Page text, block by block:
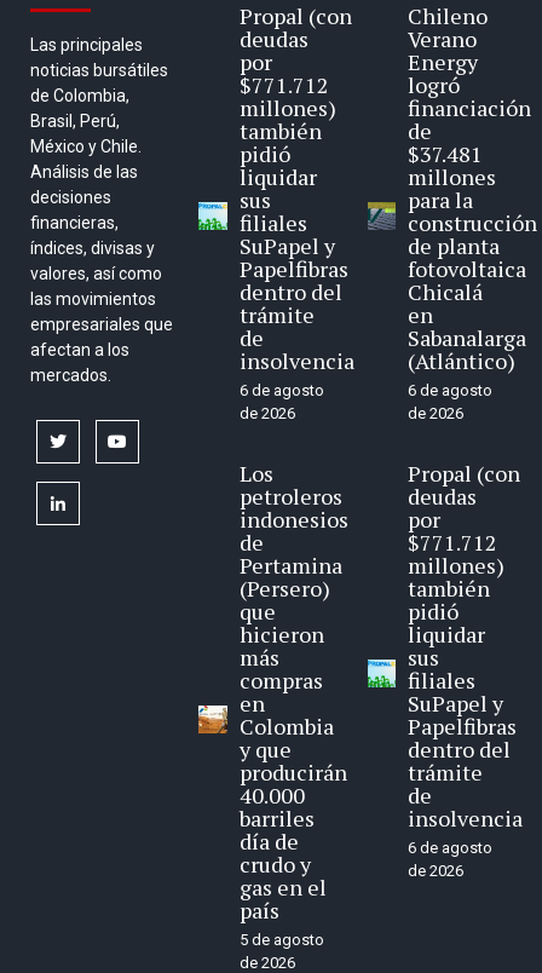
Las principales
noticias bursátiles
de Colombia,
Brasil, Perú,
México y Chile.
Análisis de las
decisiones
financieras,
índices, divisas y
valores, así como
las movimientos
empresariales que
afectan a los
mercados.
twitter
linkedin
Propal (con
deudas
por
$771.712
millones)
también
pidió
liquidar
sus
filiales
SuPapel y
Papelfibras
dentro del
trámite
de
insolvencia
6 de agosto
de 2026
Los
petroleros
indonesios
de
Pertamina
(Persero)
que
hicieron
más
compras
en
Colombia
y que
producirán
40.000
barriles
día de
crudo y
gas en el
país
5 de agosto
de 2026
Chileno
Verano
Energy
logró
financiación
de
$37.481
millones
para la
construcción
de planta
fotovoltaica
Chicalá
en
Sabanalarga
(Atlántico)
6 de agosto
de 2026
Propal (con
deudas
por
$771.712
millones)
también
pidió
liquidar
sus
filiales
SuPapel y
Papelfibras
dentro del
trámite
de
insolvencia
6 de agosto
de 2026